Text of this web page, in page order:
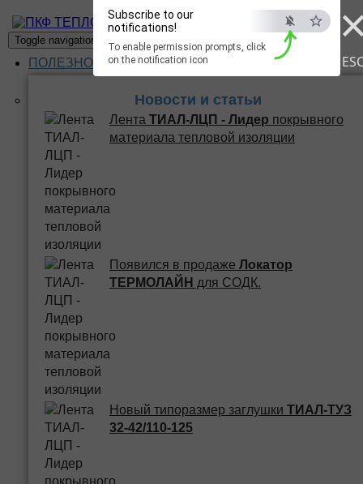
Subscribe to our
notifications!
To enable permission prompts, click
on the notification icon
ПКФ ТЕПЛО
Toggle navigation
ПОЛЕЗНОЕ
Новости и статьи
Лента ТИАЛ-ЛЦП - Лидер покрывного
материала тепловой изоляции
Появился в продаже Локатор
ТЕРМОЛАЙН для СОДК.
Новый типоразмер заглушки ТИАЛ-ТУЗ
32-42/110-125